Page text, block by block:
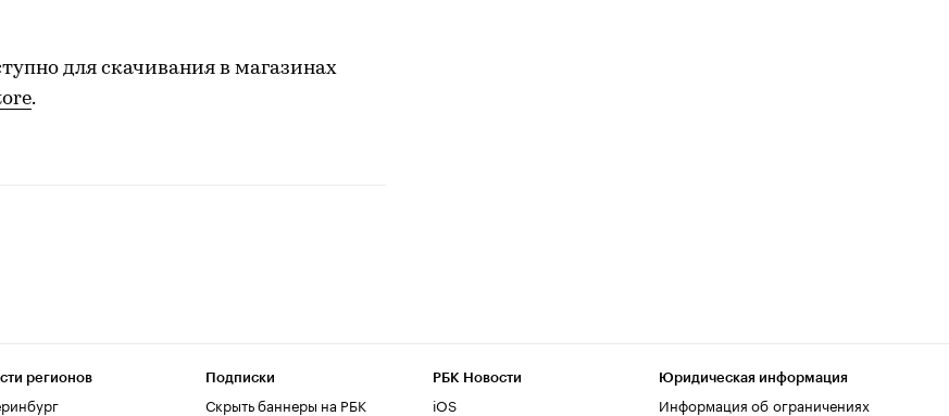
для скачивания в магазинах
.
регионов Подписки
Скрыть баннеры на РБК
РБК Новости
iOS
Юридическая информация
Информация об ограничениях